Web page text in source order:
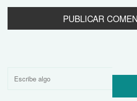
Buscar